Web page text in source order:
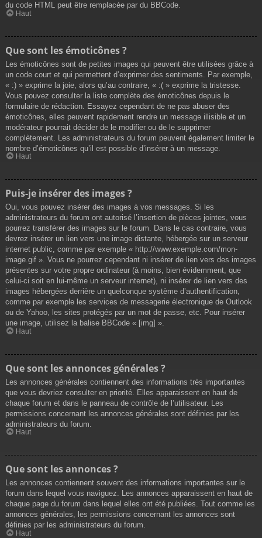
du code HTML peut être remplacée par du BBCode.
Haut
Que sont les émoticônes ?
Les émoticônes sont de petites images qui peuvent être utilisées grâce à
un code court et qui permettent d’exprimer des sentiments. Par exemple,
« :) » exprime la joie, alors qu’au contraire, « :( » exprime la tristesse.
Vous pouvez consulter la liste complète des émoticônes depuis le
formulaire de rédaction. Essayez cependant de ne pas abuser des
émoticônes, elles peuvent rapidement rendre un message illisible et un
modérateur pourrait décider de le modifier ou de le supprimer
complètement. Les administrateurs du forum peuvent également limiter le
nombre d’émoticônes qu’il est possible d’insérer à un message.
Haut
Puis-je insérer des images ?
Oui, vous pouvez insérer des images à vos messages. Si les
administrateurs du forum ont autorisé l’insertion de pièces jointes, vous
pourrez transférer des images sur le forum. Dans le cas contraire, vous
devrez insérer un lien vers une image distante, hébergée sur un serveur
internet public, comme par exemple « http://www.exemple.com/mon-
image.gif ». Vous ne pourrez cependant ni insérer de lien vers des images
présentes sur votre propre ordinateur (à moins, bien évidemment, que
celui-ci soit en lui-même un serveur internet), ni insérer de lien vers des
images hébergées derrière un quelconque système d’authentification,
comme par exemple les services de messagerie électronique de Outlook
ou de Yahoo, les sites protégés par un mot de passe, etc. Pour insérer
une image, utilisez la balise BBCode « [img] ».
Haut
Que sont les annonces générales ?
Les annonces générales contiennent des informations très importantes
que vous devriez consulter en priorité. Elles apparaissent en haut de
chaque forum et dans le panneau de contrôle de l’utilisateur. Les
permissions concernant les annonces générales sont définies par les
administrateurs du forum.
Haut
Que sont les annonces ?
Les annonces contiennent souvent des informations importantes sur le
forum dans lequel vous naviguez. Les annonces apparaissent en haut de
chaque page du forum dans lequel elles ont été publiées. Tout comme les
annonces générales, les permissions concernant les annonces sont
définies par les administrateurs du forum.
Haut